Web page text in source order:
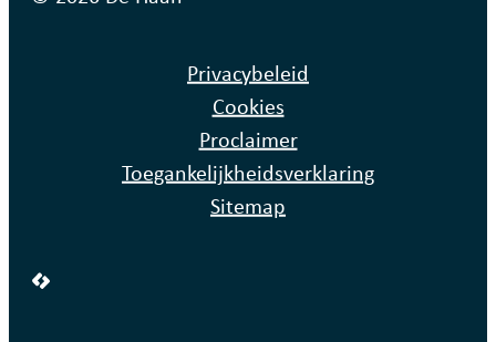
Privacybeleid
Cookies
Proclaimer
Toegankelijkheidsverklaring
Sitemap
LCP nv